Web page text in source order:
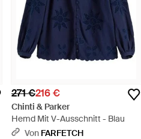
271 €216 €
Chinti & Parker
Hemd Mit V-Ausschnitt - Blau
Von FARFETCH